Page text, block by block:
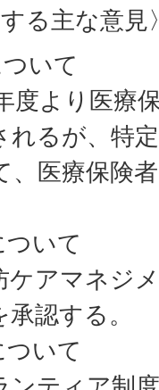
する主な意見
いて
度より医療
れるが、特
、医療保険
いて
ケアマネジ
認する。
いて